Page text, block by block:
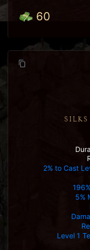
60
2% to Cast
5%
Level 1